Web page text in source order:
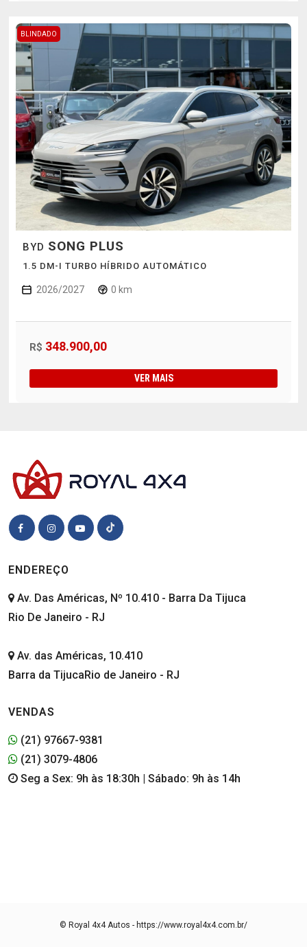
BLINDADO
BYD SONG PLUS
1.5 DM-I TURBO HÍBRIDO AUTOMÁTICO
2026/2027 0 km
R$ 348.900,00
VER MAIS
ENDEREÇO
Av. Das Américas, Nº 10.410 - Barra Da Tijuca
Rio De Janeiro - RJ
Av. das Américas, 10.410
Barra da TijucaRio de Janeiro - RJ
VENDAS
(21) 97667-9381
(21) 3079-4806
Seg a Sex: 9h às 18:30h | Sábado: 9h às 14h
© Royal 4x4 Autos - https://www.royal4x4.com.br/